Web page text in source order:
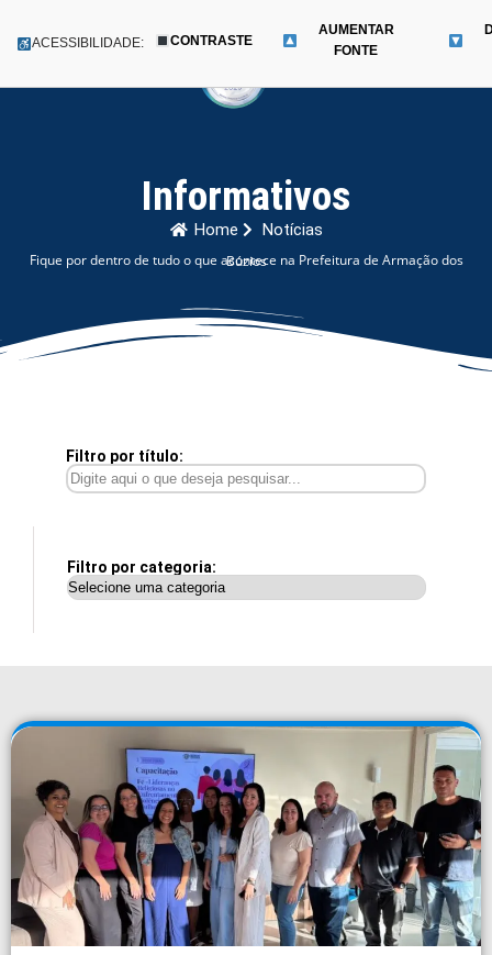
para
Menu
ACESSIBILIDADE: CONTRASTE
AUMENTAR
FONTE
Informativos
Home Notícias
Fique por dentro de tudo o que acontece na Prefeitura de Armação dos Búzios
Filtro por título:
Filtro por categoria: